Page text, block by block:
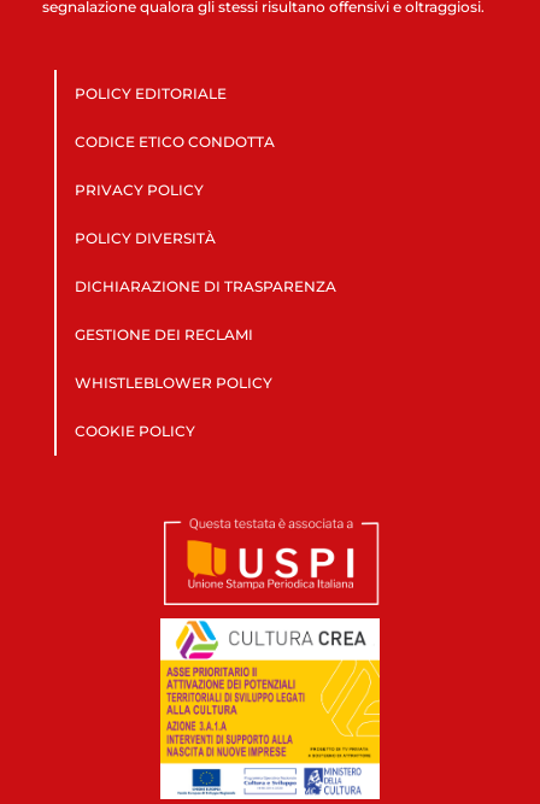
segnalazione qualora gli stessi risultano offensivi e oltraggiosi.
POLICY EDITORIALE
CODICE ETICO CONDOTTA
PRIVACY POLICY
POLICY DIVERSITÀ
DICHIARAZIONE DI TRASPARENZA
GESTIONE DEI RECLAMI
WHISTLEBLOWER POLICY
COOKIE POLICY